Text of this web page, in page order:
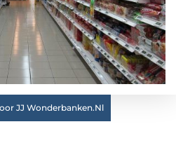
JJ Wonderbanken.nl